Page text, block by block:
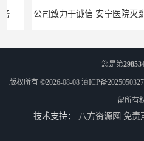
公司致力于诚信 安宁医院灭跳蚤批发 曲靖工厂灭跳蚤公司
您是第
版权所有 ©2026-08-08 滇ICP备
留所有
技术支持： 八方资源网 免责